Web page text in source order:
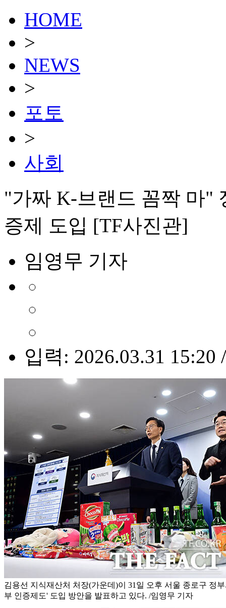
HOME
>
NEWS
>
포토
>
사회
"가짜 K-브랜드 꼼짝 마"
증제 도입 [TF사진관]
임영무 기자
입력: 2026.03.31 15:20
김용선 지식재산처 처장(가운데)이 31일 오후 서울 종로구 정
부 인증제도' 도입 방안을 발표하고 있다. /임영무 기자